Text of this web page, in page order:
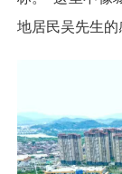
地居民吴先生的